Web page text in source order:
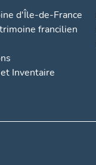
d'Île-de-France
francilien
Inventaire